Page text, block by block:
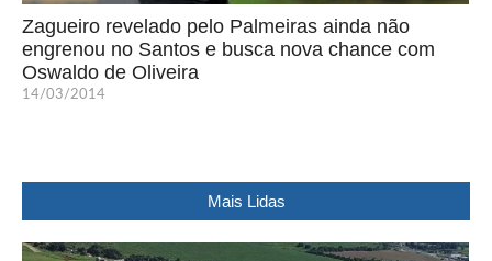
Zagueiro revelado pelo Palmeiras ainda não
engrenou no Santos e busca nova chance com
Oswaldo de Oliveira
14/03/2014
Mais Lidas